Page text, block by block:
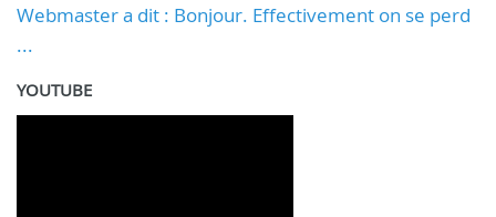
Webmaster a dit : Bonjour. Effectivement on se perd
...
YOUTUBE